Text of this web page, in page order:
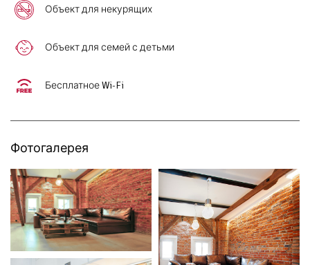
Объект для некурящих
Объект для семей с детьми
Бесплатное Wi-Fi
Фотогалерея